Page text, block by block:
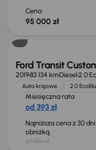
Cena
95 000 zł
Taniej o 1 000 zł
Ford Transit
201983 134 kmDiesel2.0
Auta krajowe 2.0
Miesięczna rata
od 393 zł
Najniższa cena z 30
obniżką
67 000 zł
Taniej o 5 000 zł